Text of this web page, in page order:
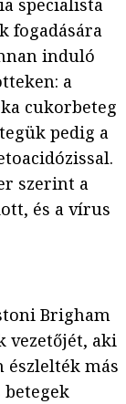
specialista
fogadására
induló
a
cukorbeteg
pedig a
szerint a
és a vírus
Brigham
vezetőjét, aki
észlelték más
betegek